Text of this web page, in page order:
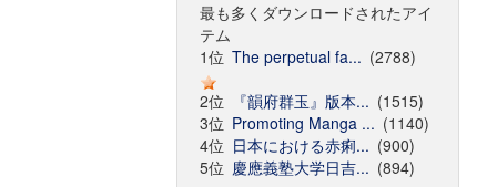
最も多くダウンロードされたアイ
テム
1位 The perpetual fa... (2788)
2位
『韻府群玉』版本... (1515)
3位 Promoting Manga ... (1140)
4位 日本における赤痢... (900)
5位 慶應義塾大学日吉... (894)